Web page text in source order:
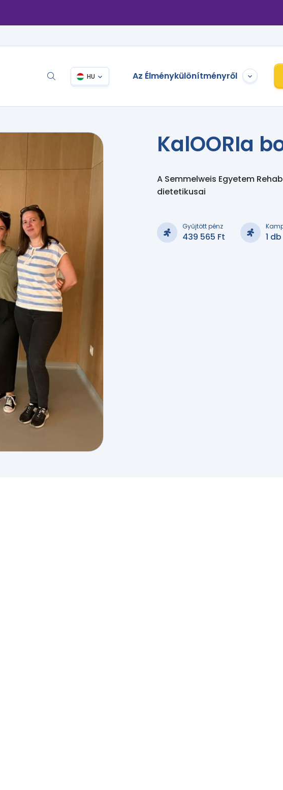
HU Az Élménykülönítményről
KalOORIa
A Semmelweis Egyetem
dietetikusai
Gyűjtött pénz
439 565 Ft 1 db